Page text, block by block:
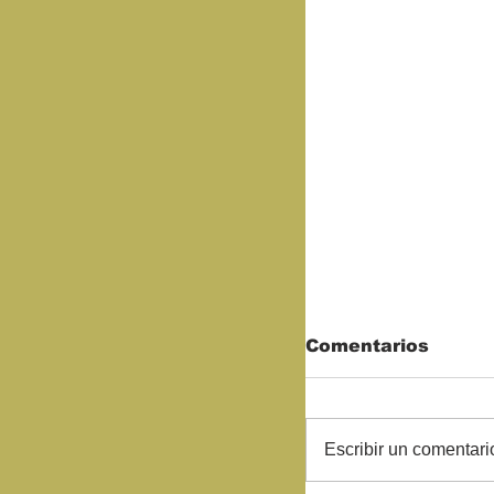
Comentarios
Escribir un